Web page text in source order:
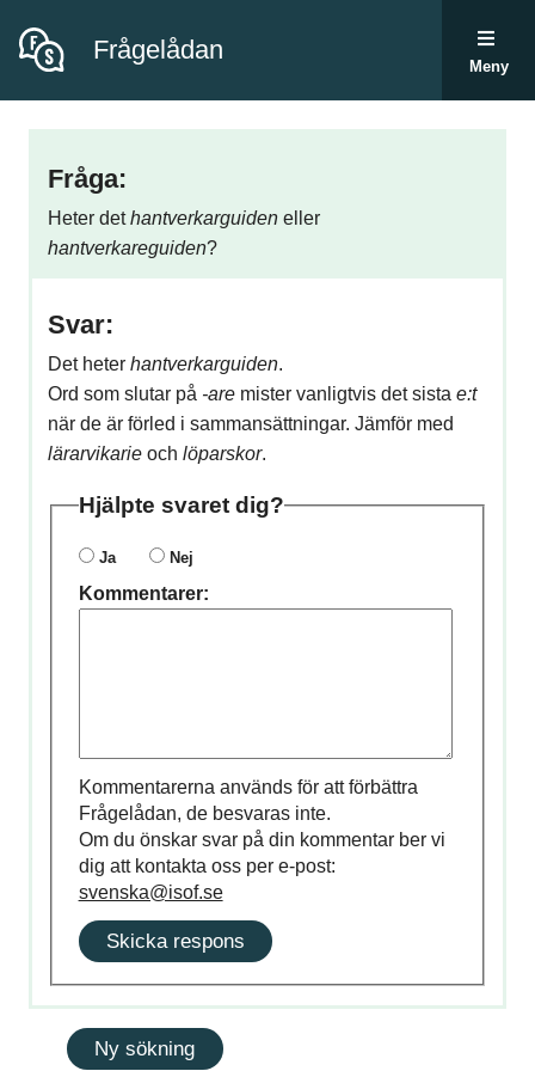
Frågelådan
Meny
Fråga:
Heter dethantverkarguiden eller
hantverkareguiden?
Svar:
Det heter hantverkarguiden.
Ord som slutar på -are mister vanligtvis det sista e:t
när de är förled i sammansättningar. Jämför med
lärarvikarieoch löparskor.
Hjälpte svaret dig?
Ja Nej
Kommentarer:
Kommentarerna används för att förbättra
Frågelådan, de besvaras inte.
Om du önskar svar på din kommentar ber vi
dig att kontakta oss per e-post:
svenska@isof.se
Skicka respons